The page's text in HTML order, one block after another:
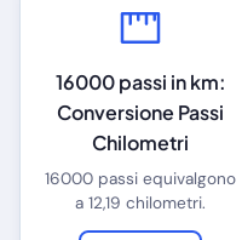
16000 passi in km:
Conversione Passi
Chilometri
16000 passi equivalgono
a 12,19 chilometri.